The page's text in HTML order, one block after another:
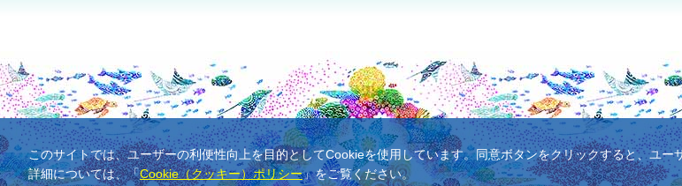
このサイトでは、ユーザーの利便性向上を目的としてCookieを使用しています。同意ボタンをクリックすると、ユ
詳細については、「Cookie（クッキー）ポリシー」をご覧ください。